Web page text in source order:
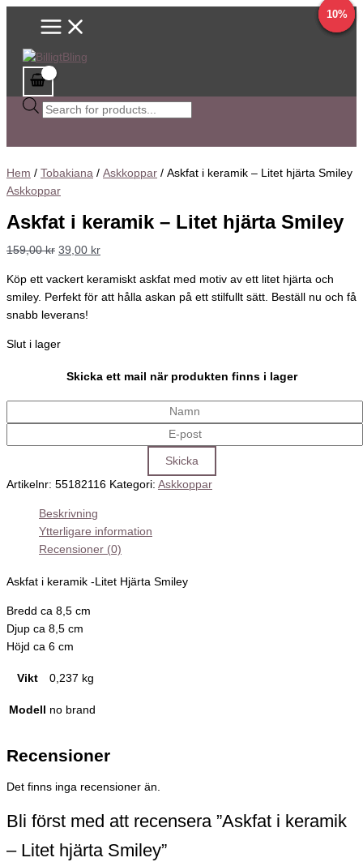
HoppaMain
Sök
efter
Hem / Tobakiana / Askkoppar / Askfat i keramik – Litet hjärta Smiley
Askkoppar
Askfat i keramik – Litet hjärta Smiley
159,00kr
Det
ursprungliga
var:
39,00 kr
Det
Köp ett vackert keramiskt askfat med motiv av ett litet hjärta och
smiley. Perfekt för att hålla askan på ett stilfullt sätt. Beställ nu och få
snabb leverans!
Slut i lager
Skicka ett mail när produkten finns i lager
Artikelnr: 55182116 Kategori: Askkoppar
Beskrivning
Ytterligare information
Recensioner (0)
Askfat i keramik -Litet Hjärta Smiley
Bredd ca 8,5 cm
Djup ca 8,5 cm
Höjd ca 6 cm
Vikt 0,237 kg
Modell no brand
Recensioner
Det finns inga recensioner än.
Bli först med att recensera ”Askfat i keramik
– Litet hjärta Smiley”
75%
Det
Det
14%
Det
Det
80%
Det
var:
Det
10%
Det
var:
Det